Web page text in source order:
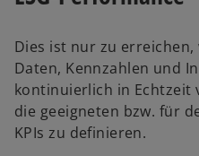
Dies ist nur zu
Daten, Kennzahlen und
kontinuierlich in Echtzeit
die geeigneten bzw. für
KPIs zu definieren.